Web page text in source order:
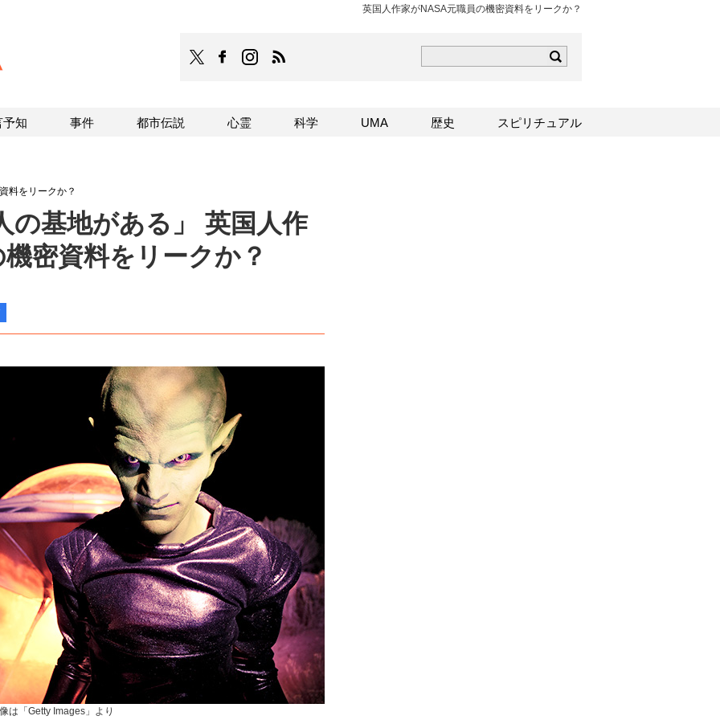
英国人作家がNASA元職員の機密資料をリークか？
TOCANAのFacebookはこちら
TOCANAのinstagramはこちら
料をリークか？
の基地がある」 英国人作
密資料をリークか？
は「Getty Images」より
予知 事件 都市伝説 心霊 科学 UMA 歴史 スピリチュアル